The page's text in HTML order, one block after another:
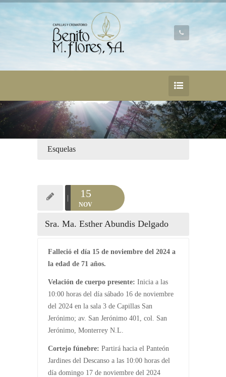
Esquelas
15
NOV
Sra. Ma. Esther Abundis Delgado
Falleció el día 15 de noviembre del 2024 a
la edad de 71 años.
Velación de cuerpo presente: Inicia a las
10:00 horas del día sábado 16 de noviembre
del 2024 en la sala 3 de Capillas San
Jerónimo; av. San Jerónimo 401, col. San
Jerónimo, Monterrey N.L.
Cortejo fúnebre: Partirá hacia el Panteón
Jardines del Descanso a las 10:00 horas del
día domingo 17 de noviembre del 2024